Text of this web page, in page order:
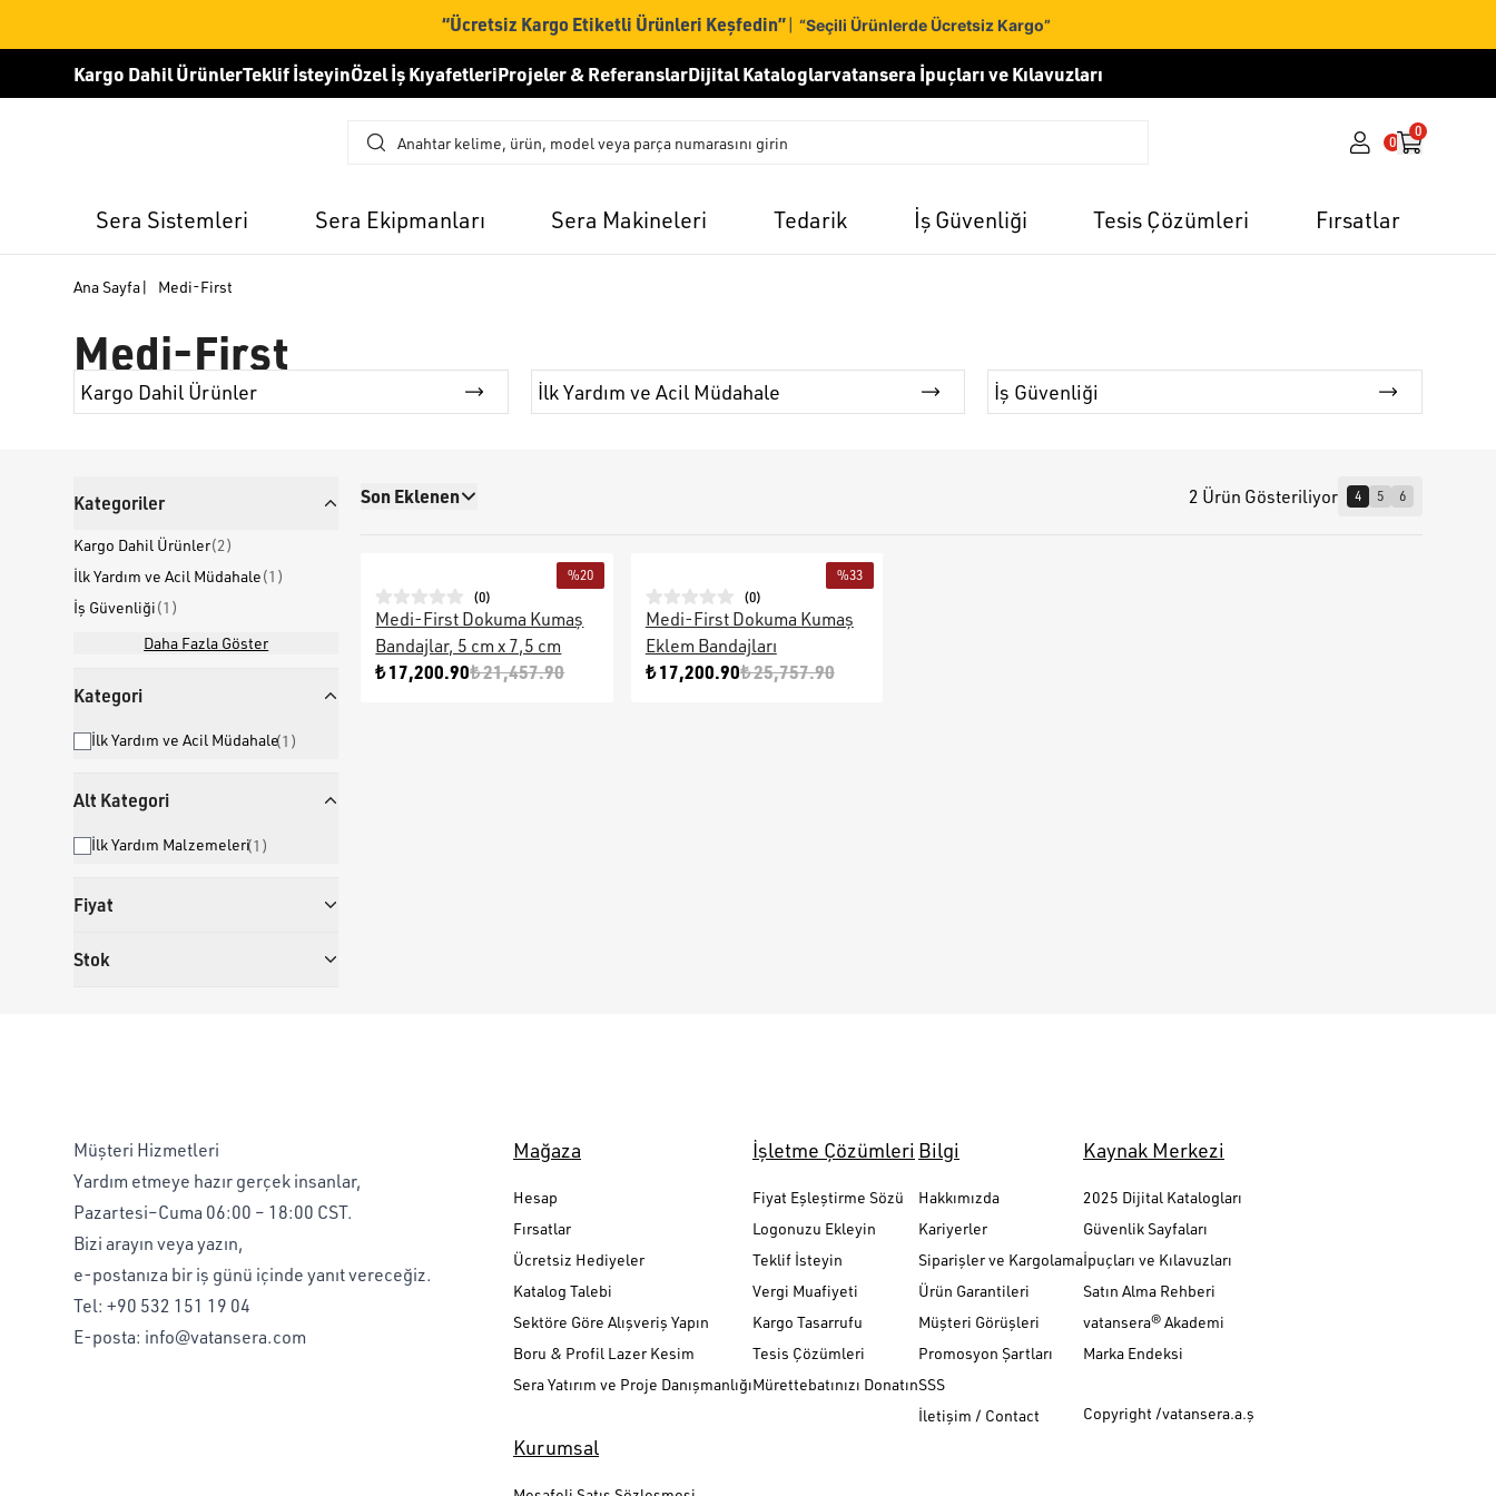
“Ücretsiz Kargo Etiketli Ürünleri Keşfedin”| “Seçili Ürünlerde Ücretsiz Kargo”
Kargo Dahil ÜrünlerTeklif İsteyinÖzel İş KıyafetleriProjeler & ReferanslarDijital Kataloglarvatansera İpuçları ve Kılavuzları
0
0
Sera Sistemleri Sera Ekipmanları Sera Makineleri Tedarik İş Güvenliği Tesis Çözümleri Fırsatlar
Ana Sayfa| Medi-First
Medi-First
Kargo Dahil Ürünler İlk Yardım ve Acil Müdahale İş Güvenliği
Kategoriler
Kargo Dahil Ürünler(2)
İlk Yardım ve Acil Müdahale(1 )
İş Güvenliği(1 )
Daha Fazla Göster
Kategori
İlk Yardım ve Acil Müdahale(1 )
Alt Kategori
İlk Yardım Malzemeleri(1 )
Fiyat
Stok
Son Eklenen 2 Ürün Gösteriliyor 4 5 6
%20
(0)
Medi-First Dokuma Kumaş
Bandajlar, 5 cm x 7,5 cm
₺ 17,200.90₺ 21,457.90
%33
(0)
Medi-First Dokuma Kumaş
Eklem Bandajları
₺ 17,200.90₺ 25,757.90
Müşteri Hizmetleri
Yardım etmeye hazır gerçek insanlar,
Pazartesi–Cuma 06:00 – 18:00 CST.
Bizi arayın veya yazın,
e-postanıza bir iş günü içinde yanıt vereceğiz.
Tel: +90 532 151 19 04
E-posta: info@vatansera.com
Mağaza
Hesap
Fırsatlar
Ücretsiz Hediyeler
Katalog Talebi
Sektöre Göre Alışveriş Yapın
Boru & Profil Lazer Kesim
Sera Yatırım ve Proje Danışmanlığı
İşletme Çözümleri
Fiyat Eşleştirme Sözü
Logonuzu Ekleyin
Teklif İsteyin
Vergi Muafiyeti
Kargo Tasarrufu
Tesis Çözümleri
Mürettebatınızı Donatın
Bilgi
Hakkımızda
Kariyerler
Siparişler ve Kargolama
Ürün Garantileri
Müşteri Görüşleri
Promosyon Şartları
SSS
İletişim / Contact
Kaynak Merkezi
2025 Dijital Katalogları
Güvenlik Sayfaları
İpuçları ve Kılavuzları
Satın Alma Rehberi
vatansera® Akademi
Marka Endeksi
Copyright /vatansera.a.ş
Kurumsal